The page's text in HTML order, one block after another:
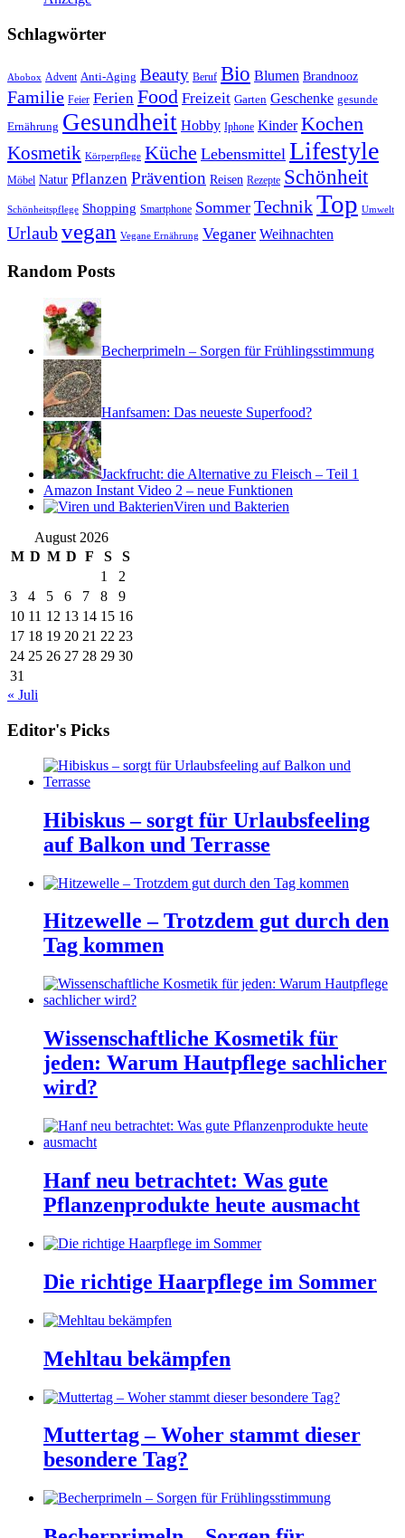
Schlagwörter
Abobox Advent Anti-Aging Beauty Beruf Bio Blumen Brandnooz
Familie Feier Ferien Food Freizeit Garten Geschenke gesunde
Ernährung Gesundheit Hobby Iphone Kinder Kochen
Kosmetik Körperpflege Küche Lebensmittel Lifestyle
Möbel Natur Pflanzen Prävention Reisen Rezepte Schönheit
Schönheitspflege Shopping Smartphone Sommer TechnikTop Umwelt
Urlaubvegan Vegane Ernährung Veganer Weihnachten
Random Posts
Becherprimeln – Sorgen für Frühlingsstimmung
Hanfsamen: Das neueste Superfood?
Jackfrucht: die Alternative zu Fleisch – Teil 1
Amazon Instant Video 2 – neue Funktionen
Viren und Bakterien
August 2026
M D M D F S
S
1
2
3
4 5 6 7 8
9
10 11 12 13 14 15 16
17 18 19 20 21 22 23
24 25 26 27 28 29 30
31
« Juli
Editor's Picks
Hibiskus – sorgt für Urlaubsfeeling
auf Balkon und Terrasse
Hitzewelle – Trotzdem gut durch den
Tag kommen
Wissenschaftliche Kosmetik für
jeden: Warum Hautpflege sachlicher
wird?
Hanf neu betrachtet: Was gute
Pflanzenprodukte heute ausmacht
Die richtige Haarpflege im Sommer
Mehltau bekämpfen
Muttertag – Woher stammt dieser
besondere Tag?